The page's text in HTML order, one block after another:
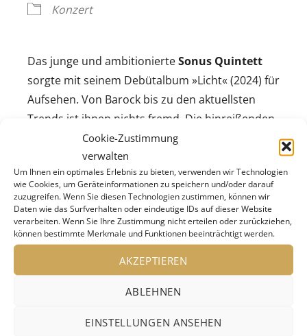
Cookie-Zustimmung
verwalten
Um Ihnen ein optimales Erlebnis zu bieten, verwenden wir Technologien
wie Cookies, um Geräteinformationen zu speichern und/oder darauf
zuzugreifen. Wenn Sie diesen Technologien zustimmen, können wir
Daten wie das Surfverhalten oder eindeutige IDs auf dieser Website
verarbeiten. Wenn Sie Ihre Zustimmung nicht erteilen oder zurückziehen,
können bestimmte Merkmale und Funktionen beeinträchtigt werden.
AKZEPTIEREN
ABLEHNEN
EINSTELLUNGEN ANSEHEN
Konzert
Das junge und ambitionierteSonus Quintett
sorgte mit seinem Debütalbum »Licht« (2024) für
Aufsehen. Von Barock bis zu den aktuellsten
Trends ist ihnen nichts fremd. Die hinreißenden
Originalwerke und Bearbeitungen international
renommierter »Reed Quintets« sowie der
Ensemblemitglieder selbst lassen ihre
Rohrblattinstrumenteerstrahlen und
verschmelzen mit expressiven und
ausgewogenen Klangfarben.
Sebastian Bach präsentieren sie neue
anderer bedeutender Werke für